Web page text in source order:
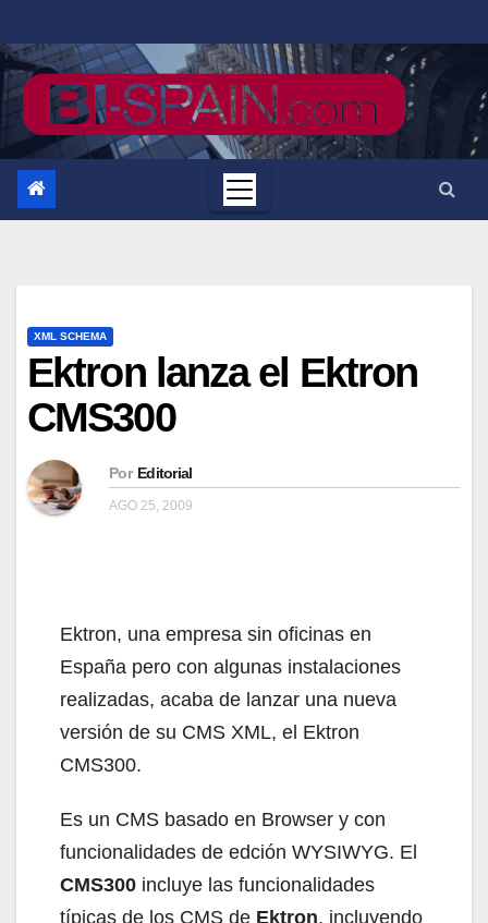
al
contenido
XML SCHEMA
Ektron lanza el Ektron
CMS300
Por Editorial
AGO 25, 2009
Ektron, una empresa sin oficinas en
España pero con algunas instalaciones
realizadas, acaba de lanzar una nueva
versión de su CMS XML, el Ektron
CMS300.
Es un CMS basado en Browser y con
funcionalidades de edción WYSIWYG. El
CMS300 incluye las funcionalidades
típicas de los CMS de Ektron, incluyendo